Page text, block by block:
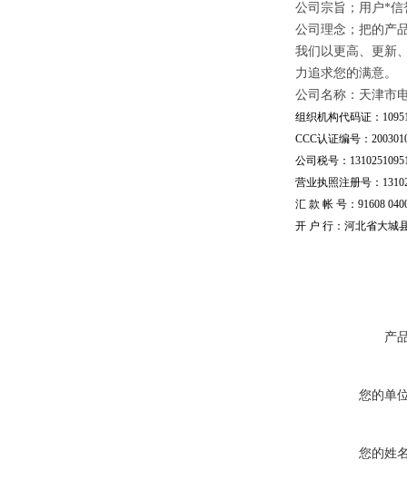
公司宗旨；用户*
公司理念；把的产
我们以更高、更新
力追求您的满意。
公司名称：天津市
组织机构代码证：
CCC认证编号：
公司税号：
营业执照注册号：
汇 款 帐 号：91608
开 户 行：河北省大城
产
您的单
您的姓